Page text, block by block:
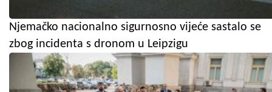
Njemačko nacionalno sigurnosno vijeće sastalo se
zbog incidenta s dronom u Leipzigu